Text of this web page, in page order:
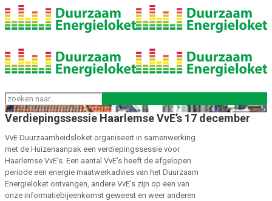
Verdiepingssessie Haarlemse VvE’s 17 december
VvE Duurzaamheidsloket organiseert in samenwerking
met de Huizenaanpak een verdiepingssessie voor
Haarlemse VvE’s. Een aantal VvE’s heeft de afgelopen
periode een energie maatwerkadvies van het Duurzaam
Energieloket ontvangen, andere VvE’s zijn op een van
onze informatiebijeenkomst geweest en weer anderen